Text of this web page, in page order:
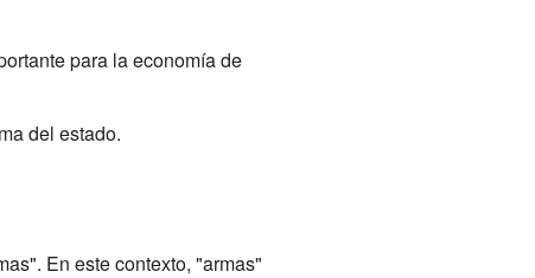
para la economía de
del estado.
En este contexto, "armas"